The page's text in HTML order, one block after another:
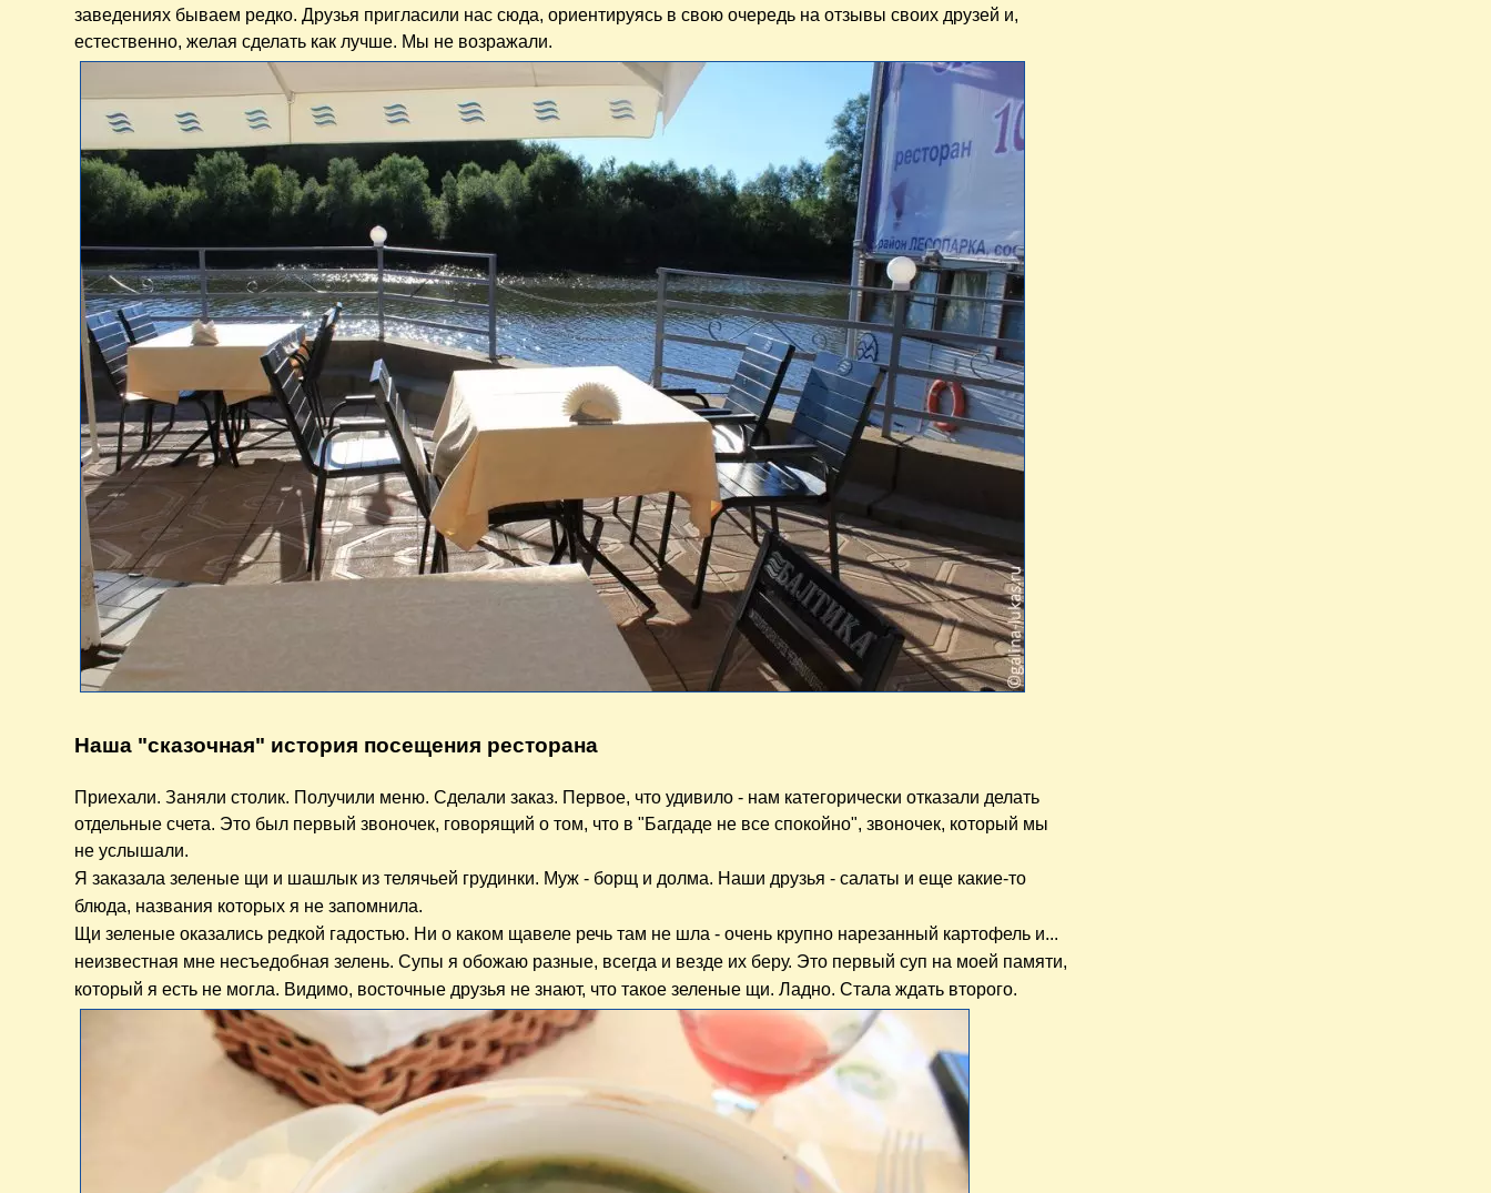
заведениях бываем редко. Друзья пригласили нас сюда, ориентируясь в свою очередь на отзывы своих друзей и,
естественно, желая сделать как лучше. Мы не возражали.
Наша "сказочная" история посещения ресторана
Приехали. Заняли столик. Получили меню. Сделали заказ. Первое, что удивило - нам категорически отказали делать
отдельные счета. Это был первый звоночек, говорящий о том, что в "Багдаде не все спокойно", звоночек, который мы
не услышали.
​Я заказалазеленые щи и шашлык из телячьей грудинки. Муж - борщ и долма. Наши друзья - салаты и еще какие-то
блюда, названия которых я не запомнила.
Щи зеленые оказались редкой гадостью. Ни о каком щавеле речь там не шла - очень крупно нарезанный картофель и...
неизвестная мне несъедобная зелень. Супы я обожаю разные, всегда и везде их беру. Это первый суп на моей памяти,
который я есть не могла. Видимо, восточные друзья не знают, что такое зеленые щи. Ладно. Стала ждать второго.